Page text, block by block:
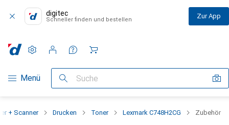
digitec
Schneller finden und bestellen Zur App
Navigation nach Kategorien
Menü Suche
Einstellungen
Kundenkonto
Vergleichslisten
Merklisten
Warenkorb
+ Scanner Drucken Toner Lexmark C748H2CG Zubehör